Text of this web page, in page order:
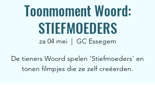
Toonmoment Woord:
STIEFMOEDERS
za 04 mei
  |
GC Essegem
De tieners Woord spelen 'Stiefmoeders' en
tonen filmpjes die ze zelf creëerden.